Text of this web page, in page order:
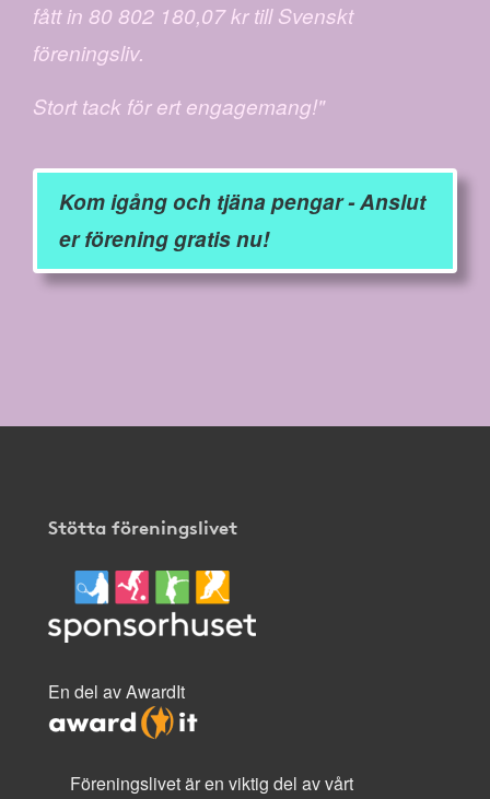
fått in 80 802 180,07 kr till Svenskt
föreningsliv.
Stort tack för ert engagemang!"
Kom igång och tjäna pengar - Anslut
er förening gratis nu!
Stötta föreningslivet
En del av AwardIt
Föreningslivet är en viktig del av vårt